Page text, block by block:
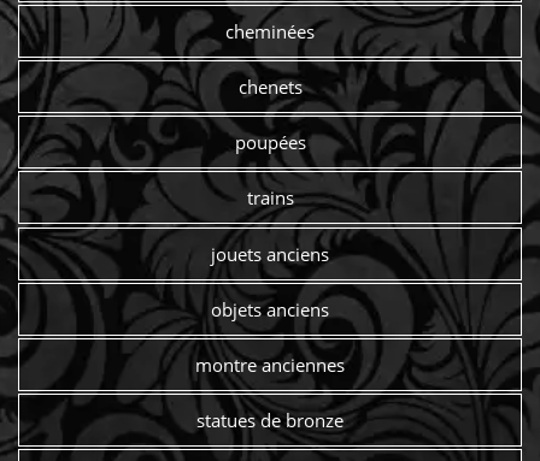
cheminées
chenets
poupées
trains
jouets anciens
objets anciens
montre anciennes
statues de bronze